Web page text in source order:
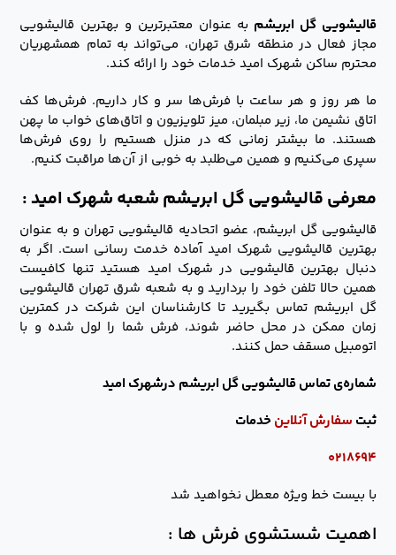
قالیشویی گل ابریشم به عنوان معتبرترین و بهترین قالیشویی
مجاز فعال در منطقه شرق تهران، می‌تواند به تمام همشهریان
محترم ساکن شهرک امید خدمات خود را ارائه کند.
ما هر روز و هر ساعت با فرش‌ها سر و کار داریم. فرش‌ها کف
اتاق نشیمن ما، زیر مبلمان، میز تلویزیون و اتاق‌های خواب ما پهن
هستند. ما بیشتر زمانی که در منزل هستیم را روی فرش‌ها
سپری می‌کنیم و همین می‌طلبد به خوبی از آن‌ها مراقبت کنیم.
معرفی قالیشویی گل ابریشم شعبه شهرک امید :
قالیشویی گل ابریشم، عضو اتحادیه قالیشویی تهران و به عنوان
بهترین قالیشویی شهرک امید آماده خدمت رسانی است. اگر به
دنبال بهترین قالیشویی در شهرک امید هستید تنها کافیست
همین حالا تلفن خود را بردارید و به شعبه شرق تهران قالیشویی
گل ابریشم تماس بگیرید تا کارشناسان این شرکت در کمترین
زمان ممکن در محل حاضر شوند، فرش شما را لول شده و با
اتومبیل مسقف حمل کنند.
شماره‌ی تماس قالیشویی گل ابریشم درشهرک امید
ثبت سفارش آنلاین خدمات
۰۲۱۸۶۹۴
با بیست خط ویژه معطل نخواهید شد
اهمیت شستشوی فرش ها :